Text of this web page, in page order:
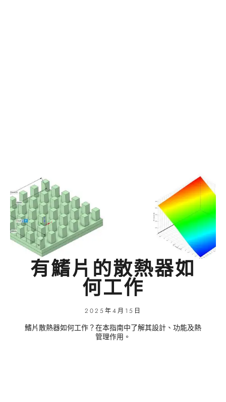
有鰭片的散熱器如
何工作
2025年4月15日
鰭片散熱器如何工作？在本指南中了解其設計、功能及熱
管理作用。